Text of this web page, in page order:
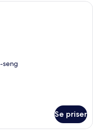
| Skrivebord, skrivebord for
seng
Se priser